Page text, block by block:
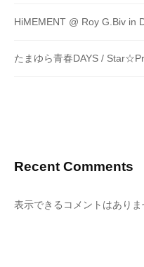
HiMEMENT @ Roy G.Biv in
たまゆら青春DAYS /
Recent Comments
表示できるコメントはありま